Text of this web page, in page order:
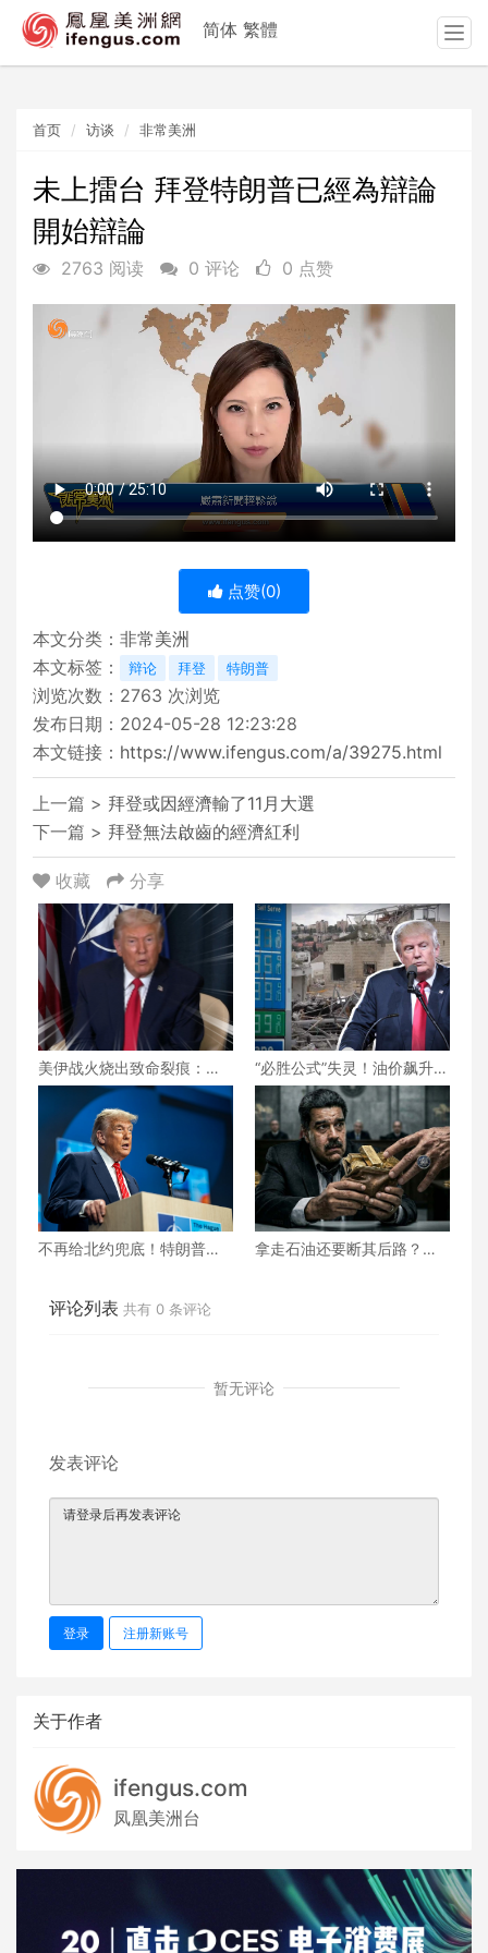
首页 访谈 非常美洲
未上擂台 拜登特朗普已經為辯論
開始辯論
2763 阅读 0 评论 0 点赞
点赞(0)
本文分类： 非常美洲
本文标签：
辩论 拜登 特朗普
浏览次数： 2763 次浏览
发布日期：2024-05-28 12:23:28
本文链接： https://www.ifengus.com/a/39275.html
上一篇 > 拜登或因經濟輸了11月大選
下一篇 > 拜登無法啟齒的經濟紅利
收藏 分享
美伊战火烧出致命裂痕：吕
特低调求和却碰壁，北约正
走向事实性崩塌？
“必胜公式”失灵！油价飙升、
民怨沸腾，美伊之战特朗普
将如何收场？
不再给北约兜底！特朗普对
拿走石油还要断其后路？美
评论列表 共有 0 条评论
暂无评论
发表评论
登录 注册新账号
关于作者
ifengus.com
凤凰美洲台
简体 繁體
T
o
a